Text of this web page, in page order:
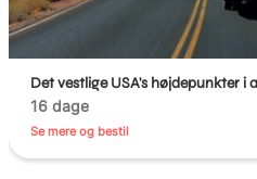
Det vestlige USA's højdepunkter i
16 dage
Se mere og bestil